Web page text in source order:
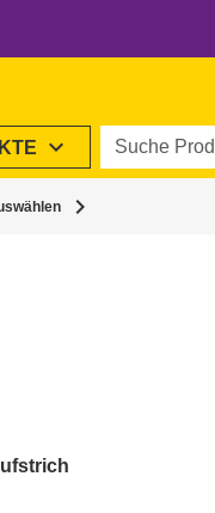
expand_more Suche
chevron_right